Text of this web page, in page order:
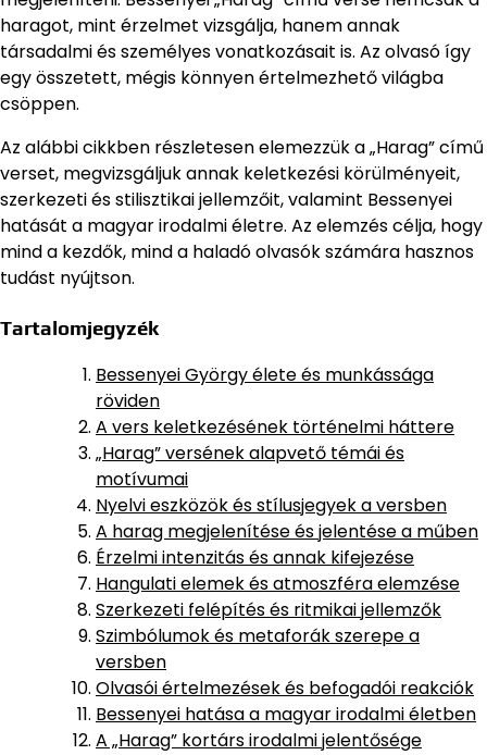
haragot, mint érzelmet vizsgálja, hanem annak
társadalmi és személyes vonatkozásait is. Az olvasó így
egy összetett, mégis könnyen értelmezhető világba
csöppen.
Az alábbi cikkben részletesen elemezzük a „Harag” című
verset, megvizsgáljuk annak keletkezési körülményeit,
szerkezeti és stilisztikai jellemzőit, valamint Bessenyei
hatását a magyar irodalmi életre. Az elemzés célja, hogy
mind a kezdők, mind a haladó olvasók számára hasznos
tudást nyújtson.
Tartalomjegyzék
Bessenyei György élete és munkássága
röviden
A vers keletkezésének történelmi háttere
„Harag” versének alapvető témái és
motívumai
Nyelvi eszközök és stílusjegyek a versben
A harag megjelenítése és jelentése a műben
Érzelmi intenzitás és annak kifejezése
Hangulati elemek és atmoszféra elemzése
Szerkezeti felépítés és ritmikai jellemzők
Szimbólumok és metaforák szerepe a
versben
Olvasói értelmezések és befogadói reakciók
Bessenyei hatása a magyar irodalmi életben
A „Harag” kortárs irodalmi jelentősége